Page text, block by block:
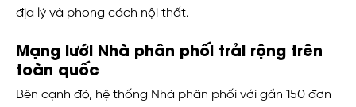
địa lý và phong cách nội thất.
Mạng lưới Nhà phân phối trải rộng trên
toàn quốc
Bên cạnh đó, hệ thống Nhà phân phối với gần 150 đơn